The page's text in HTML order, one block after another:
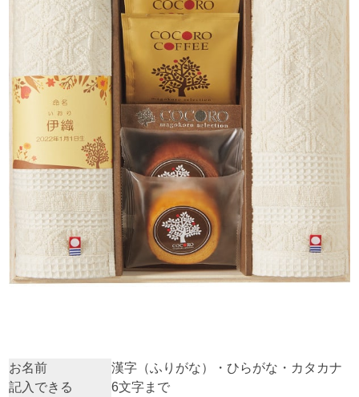
お名前
漢字（ふりがな）・ひらがな・カタカナ
記入できる
6文字まで